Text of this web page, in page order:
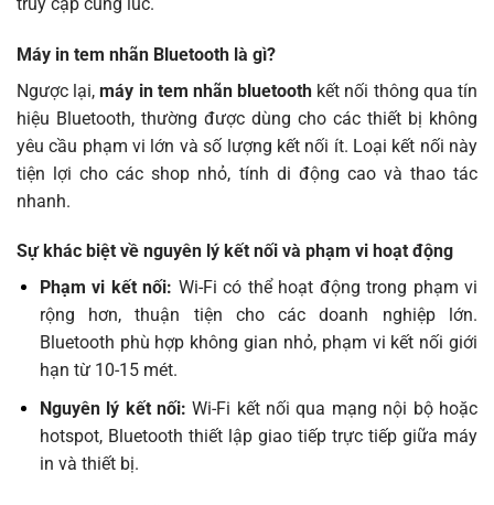
Máy in tem nhãn Bluetooth là gì?
Ngược lại,máy in tem nhãn bluetooth kết nối thông qua tín
hiệu Bluetooth, thường được dùng cho các thiết bị không
yêu cầu phạm vi lớn và số lượng kết nối ít. Loại kết nối này
tiện lợi cho các shop nhỏ, tính di động cao và thao tác
nhanh.
Sự khác biệt về nguyên lý kết nối và phạm vi hoạt động
Phạm vi kết nối: Wi-Fi có thể hoạt động trong phạm vi
rộng hơn, thuận tiện cho các doanh nghiệp lớn.
Bluetooth phù hợp không gian nhỏ, phạm vi kết nối giới
hạn từ 10-15 mét.
Nguyên lý kết nối: Wi-Fi kết nối qua mạng nội bộ hoặc
hotspot, Bluetooth thiết lập giao tiếp trực tiếp giữa máy
in và thiết bị.